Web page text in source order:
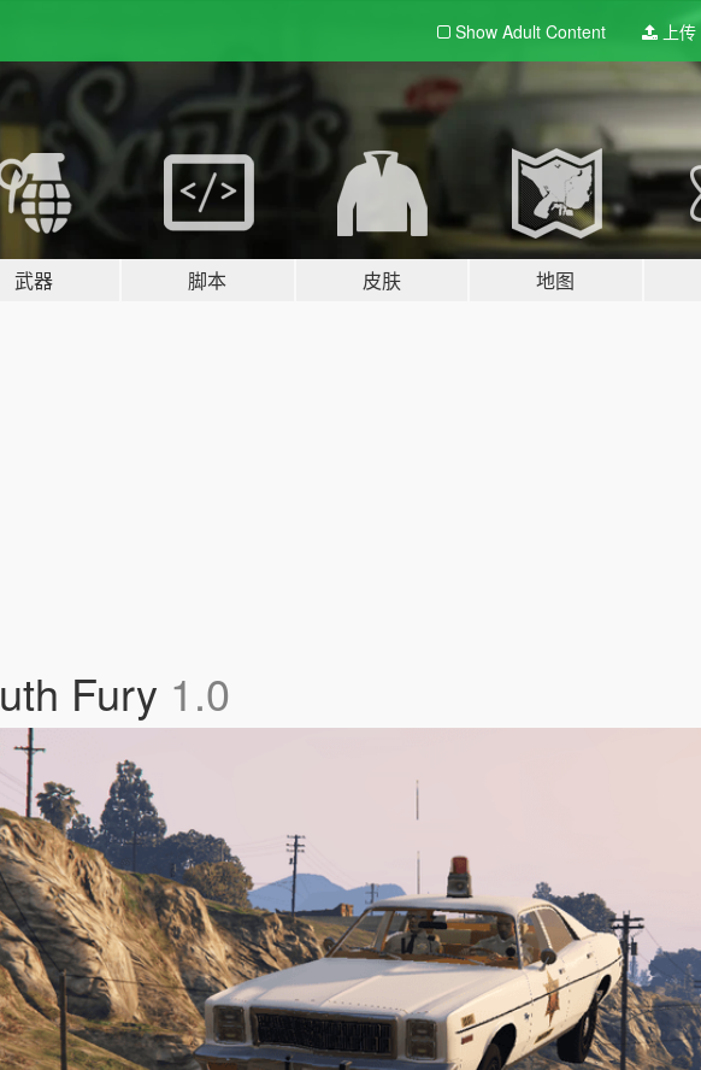
Show Adult Content 上传
武器 脚本 皮肤 地图
Fury 1.0